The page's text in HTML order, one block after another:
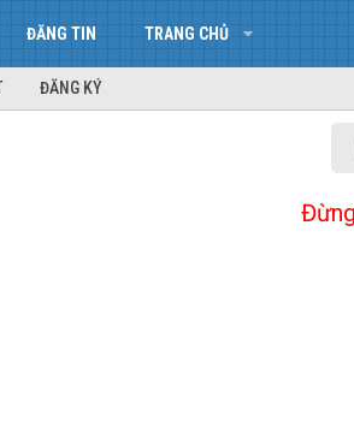
ĐĂNG TIN TRANG CHỦ
ĐĂNG KÝ